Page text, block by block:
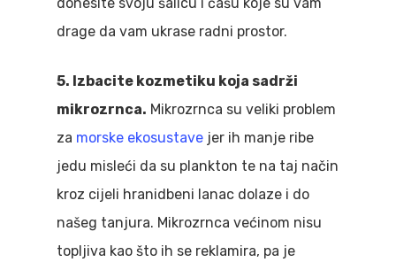
drage da vam ukrase radni prostor.
5. Izbacite kozmetiku koja sadrži
mikrozrnca. Mikrozrnca su veliki problem
za morske ekosustave jer ih manje ribe
jedu misleći da su plankton te na taj način
kroz cijeli hranidbeni lanac dolaze i do
našeg tanjura. Mikrozrnca većinom nisu
topljiva kao što ih se reklamira, pa je